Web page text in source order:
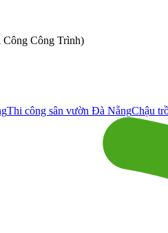
Công Công Trình)
Thi công sân vườn Đà NẵngChậu